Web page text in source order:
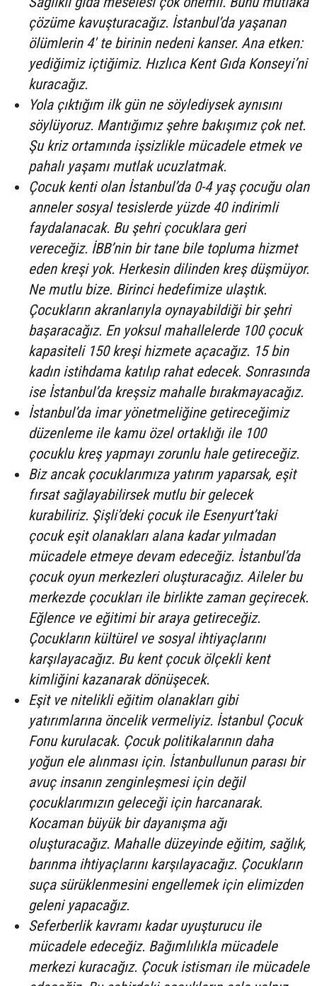
çözüme kavuşturacağız. İstanbul’da yaşanan
ölümlerin 4′ te birinin nedeni kanser. Ana etken:
yediğimiz içtiğimiz. Hızlıca Kent Gıda Konseyi’ni
kuracağız.
Yola çıktığım ilk gün ne söylediysek aynısını
söylüyoruz. Mantığımız şehre bakışımız çok net.
Şu kriz ortamında işsizlikle mücadele etmek ve
pahalı yaşamı mutlak ucuzlatmak.
Çocuk kenti olan İstanbul’da 0-4 yaş çocuğu olan
anneler sosyal tesislerde yüzde 40 indirimli
faydalanacak. Bu şehri çocuklara geri
vereceğiz. İBB’nin bir tane bile topluma hizmet
eden kreşi yok. Herkesin dilinden kreş düşmüyor.
Ne mutlu bize. Birinci hedefimize ulaştık.
Çocukların akranlarıyla oynayabildiği bir şehri
başaracağız. En yoksul mahallelerde 100 çocuk
kapasiteli 150 kreşi hizmete açacağız. 15 bin
kadın istihdama katılıp rahat edecek. Sonrasında
ise İstanbul’da kreşsiz mahalle bırakmayacağız.
İstanbul’da imar yönetmeliğine getireceğimiz
düzenleme ile kamu özel ortaklığı ile 100
çocuklu kreş yapmayı zorunlu hale getireceğiz.
Biz ancak çocuklarımıza yatırım yaparsak, eşit
fırsat sağlayabilirsek mutlu bir gelecek
kurabiliriz. Şişli’deki çocuk ile Esenyurt’taki
çocuk eşit olanakları alana kadar yılmadan
mücadele etmeye devam edeceğiz. İstanbul’da
çocuk oyun merkezleri oluşturacağız. Aileler bu
merkezde çocukları ile birlikte zaman geçirecek.
Eğlence ve eğitimi bir araya getireceğiz.
Çocukların kültürel ve sosyal ihtiyaçlarını
karşılayacağız. Bu kent çocuk ölçekli kent
kimliğini kazanarak dönüşecek.
Eşit ve nitelikli eğitim olanakları gibi
yatırımlarına öncelik vermeliyiz. İstanbul Çocuk
Fonu kurulacak. Çocuk politikalarının daha
yoğun ele alınması için. İstanbullunun parası bir
avuç insanın zenginleşmesi için değil
çocuklarımızın geleceği için harcanarak.
Kocaman büyük bir dayanışma ağı
oluşturacağız. Mahalle düzeyinde eğitim, sağlık,
barınma ihtiyaçlarını karşılayacağız. Çocukların
suça sürüklenmesini engellemek için elimizden
geleni yapacağız.
Seferberlik kavramı kadar uyuşturucu ile
mücadele edeceğiz. Bağımlılıkla mücadele
merkezi kuracağız. Çocuk istismarı ile mücadele